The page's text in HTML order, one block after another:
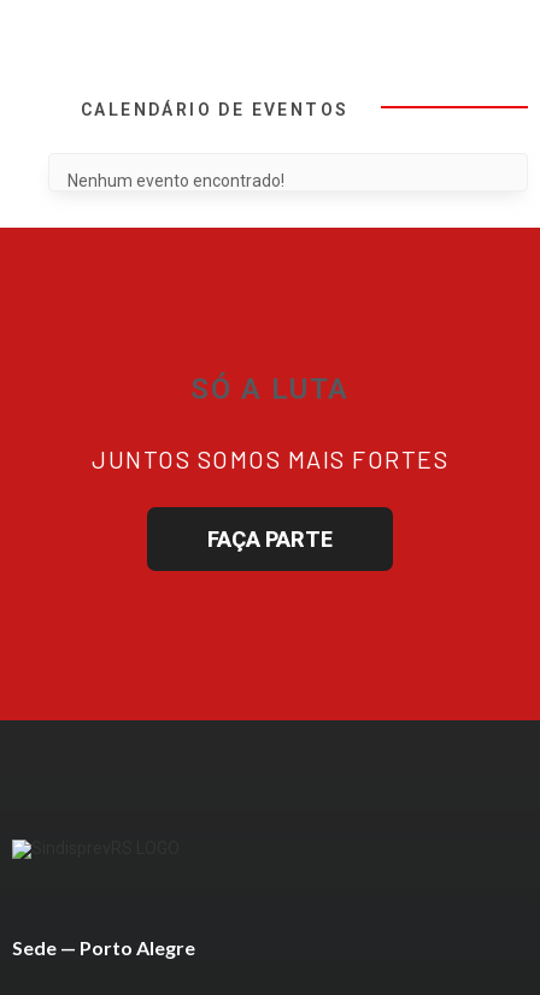
CALENDÁRIO DE EVENTOS
Nenhum evento encontrado!
SÓ A LUTA
JUNTOS SOMOS MAIS FORTES
FAÇA PARTE
Sede — Porto Alegre